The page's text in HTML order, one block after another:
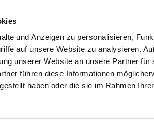
und Anzeigen zu personalisieren,
auf unsere Website zu analysieren.
unserer Website an unsere Partner für
führen diese Informationen
haben oder die sie im Rahmen